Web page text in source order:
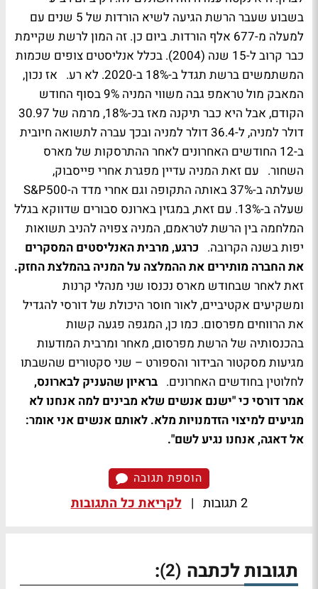
בשבוע שעבר הרשת הגיעה לשיא הורדות של 5 שנים עם
למעלה מ-677 אלף הורדות. ביום כן. זה המון לרשת שקיימת
כבר קרוב ל-15 שנה (2004). בכלל אנליסטים צופים שכמות
המשתמשים ברשת תגדל ב-18% ב-2020. לא רע. אז נכון,
המאבק מול טראמפ גבה משווי המניה 9% בסוף החודש
הקודם, אבל היא כבר תיקנה מאז בכ-18%, מרמה של 30.97
דולר למניה, ל-36.4 דולר למניה ובכך עברה לתשואה חיובית
ב-12 החודשים האחרונים לאחר ההתרסקות של מארס
השחור. עם זאת המניה עדיין מפגרת אחרי פייסבוק,
שעלתה ב-37% באותה התקופה וגם אחרי מדד ה-S&P500
שעלה ב-13%. עם זאת, במגזין בארונס סבורים שדווקא בגלל
המלחמה בין הרשת לטראמם, המניה צפויה להניב תשואות
יפות בשנה הקרובה. כרגע, מרבית האנליסטים המסקרים
את החברה מותירים את ההמלצה על המניה בהמלצת החזק.
זאת לאחר שבחודש מארס נכנסו שני מנהלי קרנות
ומשקיעים אקטיביים, לאור חוסר היכולת של דורסי להגדיל
את הרווחים מפרסום. כמו כן, המגפה פגעה קשות
בהכנסותיה של הרשת מפרסום, מאחר ומרבית המודעות
מגיעות מסקטור הבידור והספורט – שני סקטורים שהשבתו
לחלוטין בחודשים האחרונים. בראיון שהעניק לבארונס,
אמר דורסי כי "ישנם אנשים שלא מבינים למה אנחנו לא
מגיעים למיצוי הזדמנויות מלא. לאותם אנשים אני אומר:
אל דאגה, אנחנו נגיע לשם".
הוספת תגובה
2 תגובות | לקריאת כל התגובות
תגובות לכתבה (2)
: